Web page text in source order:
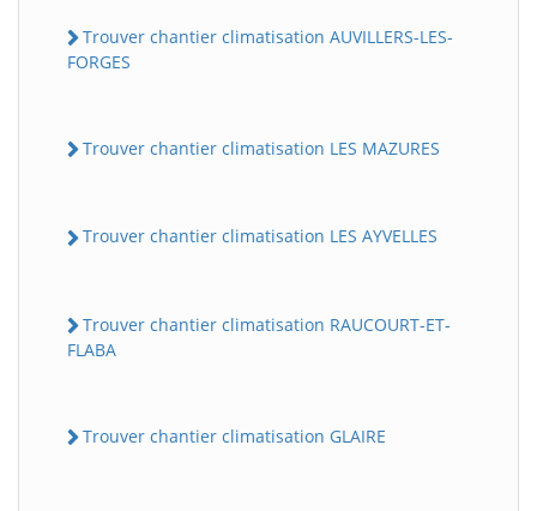
Trouver chantier climatisation AUVILLERS-LES-
FORGES
Trouver chantier climatisation LES MAZURES
Trouver chantier climatisation LES AYVELLES
Trouver chantier climatisation RAUCOURT-ET-
FLABA
Trouver chantier climatisation GLAIRE